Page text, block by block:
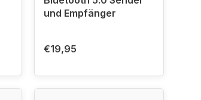
und Empfänger
€19,95